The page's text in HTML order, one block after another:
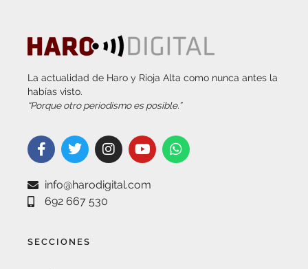
La actualidad de Haro y Rioja Alta como nunca antes la
habías visto.
“Porque otro periodismo es posible.”
info@harodigital.com
692 667 530
SECCIONES